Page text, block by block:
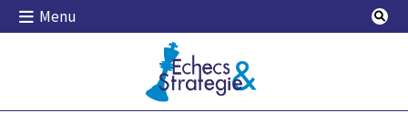
Skip
Menu
Echecs & Stratégie